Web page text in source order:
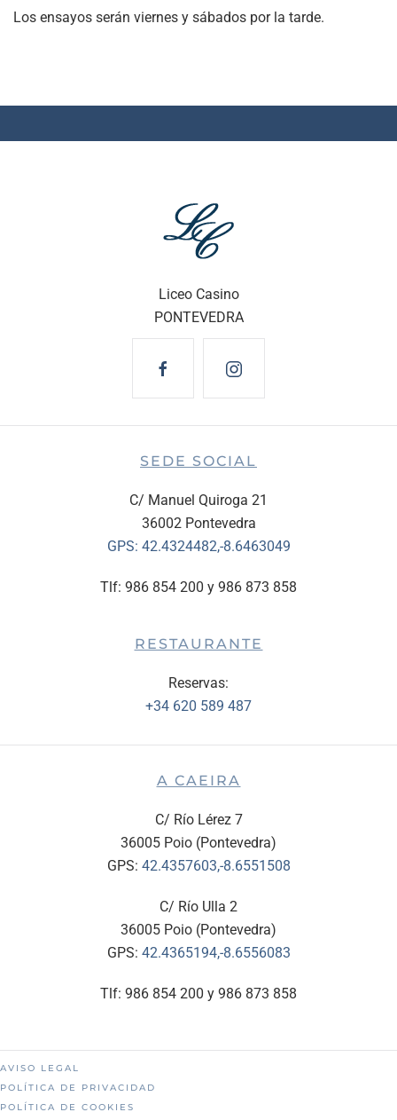
Los ensayos serán viernes y sábados por la tarde.
Liceo Casino
PONTEVEDRA
SEDE SOCIAL
C/ Manuel Quiroga 21
36002 Pontevedra
GPS: 42.4324482,-8.6463049
Tlf: 986 854 200 y 986 873 858
RESTAURANTE
Reservas:
+34 620 589 487
A CAEIRA
C/ Río Lérez 7
36005 Poio (Pontevedra)
GPS: 42.4357603,-8.6551508
C/ Río Ulla 2
36005 Poio (Pontevedra)
GPS: 42.4365194,-8.6556083
Tlf: 986 854 200 y 986 873 858
AVISO LEGAL
POLÍTICA DE PRIVACIDAD
POLÍTICA DE COOKIES